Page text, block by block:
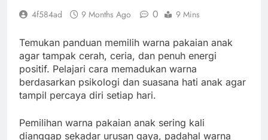
4f584ad 9 Months Ago 0 9 Mins
Temukan panduan memilih warna pakaian anak
agar tampak cerah, ceria, dan penuh energi
positif. Pelajari cara memadukan warna
berdasarkan psikologi dan suasana hati anak agar
tampil percaya diri setiap hari.
Pemilihan warna pakaian anak sering kali
dianggap sekadar urusan gaya, padahal warna